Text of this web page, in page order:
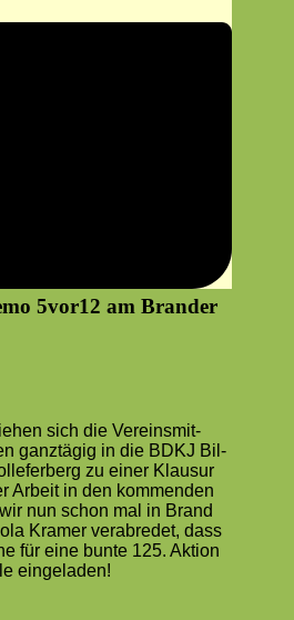
5vor12 am Brander
sich die Vere­ins­mit­
ganztägig in die BDKJ Bil­
zu ein­er Klausur
Arbeit in den kom­menden
nun schon mal in Brand
Kramer verabre­det, dass
für eine bunte 125. Aktion
eingeladen!